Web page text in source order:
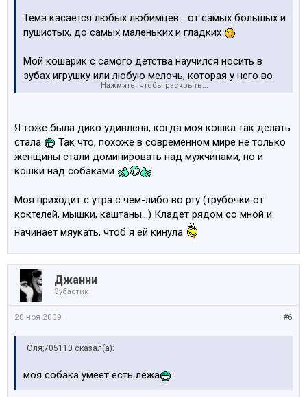
Тема касается любых любимцев... от самых большых и
пушистых, до самых маленьких и гладких
Мой кошарик с самого детства научился носить в
зубах игрушку или любую мелочь, которая у него во
рту помещается..
бежит, а потом сам её приносит и ждет, когда опять
кинешь..
Сама никогда таких повадок у котов не замечала,
больше у собак и то не у всех
вот думаю, может пока не поздно.. пора учить сидеть
и лежать.. а так же команду голос пора оттачивать
А ещё он очень любит целоваться и ласкаться
И зараза иногда очень больно кусается
Нажмите, чтобы раскрыть...
Я тоже была дико удивлена, когда моя кошка так делать
стала
Так что, похоже в современном мире не только
женщины стали доминировать над мужчинами, но и
кошки над собаками
Моя приходит с утра с чем-либо во рту (трубочки от
коктелей, мышки, каштаны...) Кладет рядом со мной и
начинает мяукать, чтоб я ей кинула
Джанни
Зубастик
#6
20 ноя 2009
Оля;705110 сказал(а):
моя собака умеет есть лёжа